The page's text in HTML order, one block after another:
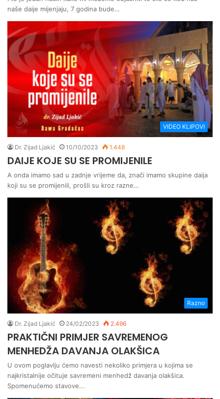
naše daije mijenjaju, 7 godina bude…
VIDEO KLIPOVI
Dr. Zijad Ljakić 10/10/2023 1.448
DAIJE KOJE SU SE PROMIJENILE
A onda imamo sad u zadnje vrijeme da, znači imamo skupine daija
koji su se promijenili, prošli su kroz razne…
Razno
Dr. Zijad Ljakić 24/02/2023 2.496
PRAKTIČNI PRIMJER SAVREMENOG
MENHEDŽA DAVANJA OLAKŠICA
U ovom poglavlju ćemo navesti nekoliko primjera u kojima se
najkristalnije očituje savremeni menhedž davanja olakšica.
Spomenućemo stavove...